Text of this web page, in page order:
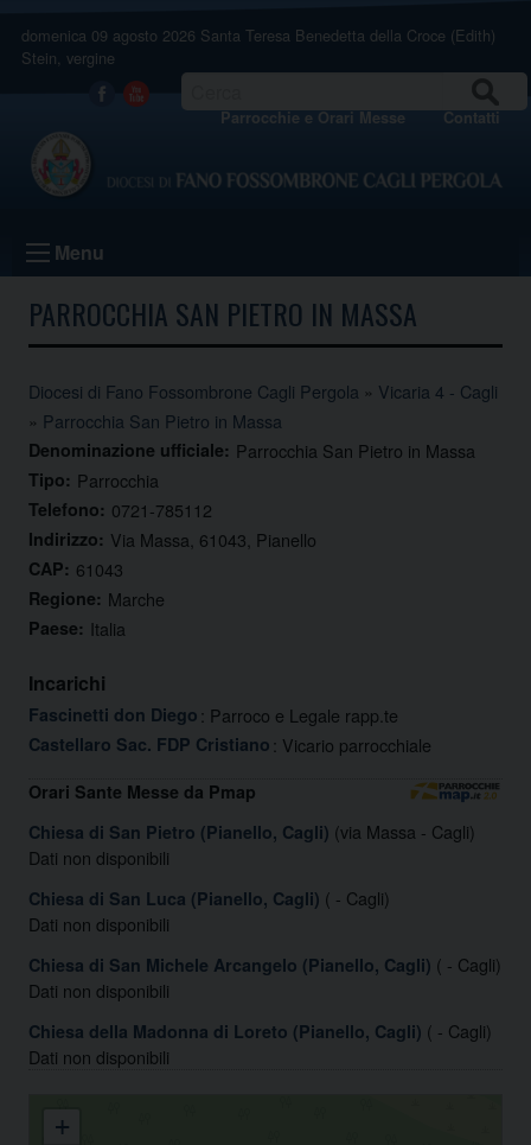
content
domenica 09 agosto 2026 Santa Teresa Benedetta della Croce (Edith)
Stein, vergine
Facebook
Youtube Parrocchie e Orari Messe Contatti
Menu
PARROCCHIA SAN PIETRO IN MASSA
Diocesi di Fano Fossombrone Cagli Pergola » Vicaria 4 - Cagli
» Parrocchia San Pietro in Massa
Denominazione ufficiale: Parrocchia San Pietro in Massa
Tipo: Parrocchia
Telefono: 0721-785112
Indirizzo: Via Massa, 61043, Pianello
CAP: 61043
Regione: Marche
Paese: Italia
Incarichi
Fascinetti don Diego : Parroco e Legale rapp.te
Castellaro Sac. FDP Cristiano : Vicario parrocchiale
Orari Sante Messe da Pmap
Chiesa di San Pietro (Pianello, Cagli) (via Massa - Cagli)
Dati non disponibili
Chiesa di San Luca (Pianello, Cagli) ( - Cagli)
Dati non disponibili
Chiesa di San Michele Arcangelo (Pianello, Cagli) ( - Cagli)
Dati non disponibili
Chiesa della Madonna di Loreto (Pianello, Cagli) ( - Cagli)
Dati non disponibili
+